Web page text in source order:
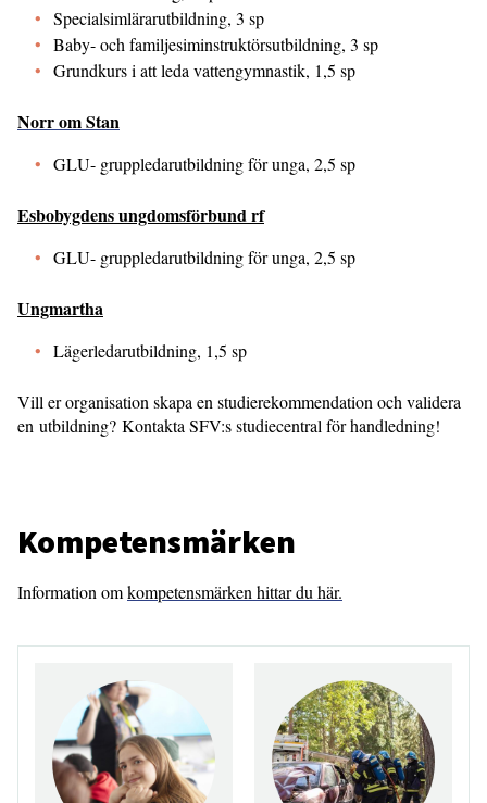
Specialsimlärarutbildning, 3 sp
Baby- och familjesiminstruktörsutbildning, 3 sp
Grundkurs i att leda vattengymnastik, 1,5 sp
Norr om Stan
GLU- gruppledarutbildning för unga, 2,5 sp
Esbobygdens ungdomsförbund rf
GLU- gruppledarutbildning för unga, 2,5 sp
Ungmartha
Lägerledarutbildning, 1,5 sp
Vill er organisation skapa en studierekommendation och validera
en utbildning? Kontakta SFV:s studiecentral för handledning!
Kompetensmärken
Information omkompetensmärken hittar du här.